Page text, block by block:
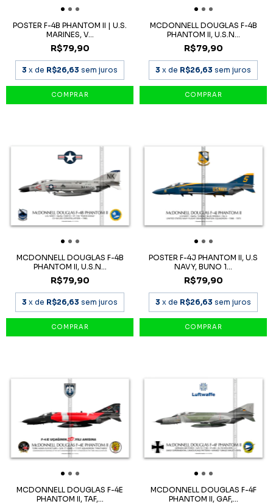
POSTER F-4B PHANTOM II | U.S.
MARINES, V...
R$79,90
3 x de R$26,63 sem juros
MCDONNELL DOUGLAS F-4B
PHANTOM II, U.S.N...
R$79,90
3 x de R$26,63 sem juros
MCDONNELL DOUGLAS F-4B
PHANTOM II, U.S.N...
R$79,90
3 x de R$26,63 sem juros
POSTER F-4J PHANTOM II, U.S
NAVY, BUNO 1...
R$79,90
3 x de R$26,63 sem juros
MCDONNELL DOUGLAS F-4E
PHANTOM II, TAF,...
MCDONNELL DOUGLAS F-4F
PHANTOM II, GAF,...